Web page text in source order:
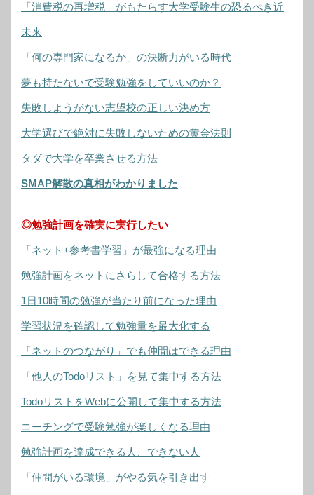
「消費税の再増税」がもたらす大学受験生の恐るべき近
未来
「何の専門家になるか」の決断力がいる時代
夢も持たないで受験勉強をしていいのか？
失敗しようがない志望校の正しい決め方
大学選びで絶対に失敗しないための黄金法則
タダで大学を卒業させる方法
SMAP解散の真相がわかりました
◎勉強計画を確実に実行したい
「ネット+参考書学習」が最強になる理由
勉強計画をネットにさらして合格する方法
1日10時間の勉強が当たり前になった理由
学習状況を確認して勉強量を最大化する
「ネットのつながり」でも仲間はできる理由
「他人のTodoリスト」を見て集中する方法
TodoリストをWebに公開して集中する方法
コーチングで受験勉強が楽しくなる理由
勉強計画を達成できる人、できない人
「仲間がいる環境」がやる気を引き出す